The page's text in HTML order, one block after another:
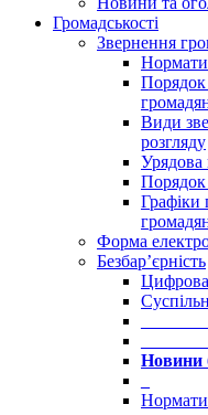
Громадськості
Звернення
Порядок
Види
розгляду
Урядова
Порядок
Графіки
Форма
Безбар’єрність
Цифрова
Новини